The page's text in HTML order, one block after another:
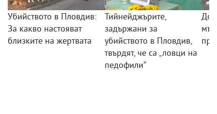
Убийството в Пловдив:
За какво настояват
близките на жертвата
Тийнейджърите,
задържани за
убийството в Пловдив,
твърдят, че са „ловци на
педофили”